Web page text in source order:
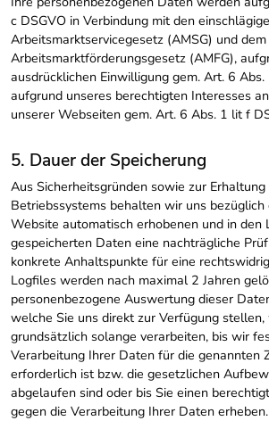
c DSGVO in Verbindung mit den
Arbeitsmarktservicegesetz (AMSG) und dem
Arbeitsmarktförderungsgesetz (AMFG),
ausdrücklichen Einwilligung gem. Art. 6
aufgrund unseres berechtigten Interesses
unserer Webseiten gem. Art. 6 Abs. 1 lit f
5. Dauer der Speicherung
Aus Sicherheitsgründen sowie zur
Betriebssystems behalten wir uns bezüglich
Website automatisch erhobenen und in den
gespeicherten Daten eine nachträgliche
konkrete Anhaltspunkte für eine
Logfiles werden nach maximal 2 Jahren
personenbezogene Auswertung dieser
welche Sie uns direkt zur Verfügung
grundsätzlich solange verarbeiten, bis wir
Verarbeitung Ihrer Daten für die genannten
erforderlich ist bzw. die gesetzlichen
abgelaufen sind oder bis Sie einen
gegen die Verarbeitung Ihrer Daten erheben.